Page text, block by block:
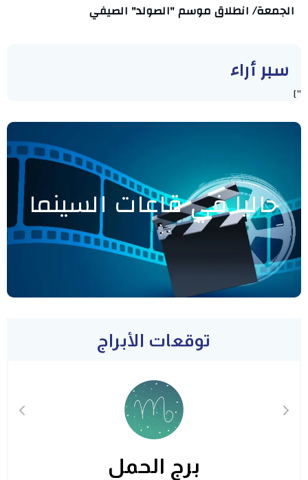
الجمعة/ انطلاق موسم "الصولد" الصيفي
سبر أراء
"]
حاليا في قاعات السينما
توقعات الأبراج
برج الحمل